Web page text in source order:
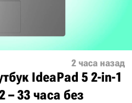
2 часа назад
IdeaPad 5 2-in-1
– 33 часа без